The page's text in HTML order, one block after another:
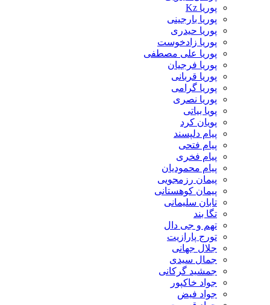
پوریا Kz
پوریا بارجینی
پوریا حیدری
پوریا زادخوست
پوریا علی مصطفی
پوریا فرجیان
پوریا قربانی
پوریا گرامی
پوریا نصری
پویا بیاتی
پویان کرد
پیام دلپسند
پیام فتحی
پیام فخری
پیام محمودیان
پیمان رزمجویی
پیمان کوهستانی
تابان سلیمانی
تگا بند
تهم و جی دال
تورج پارازیت
جلال جهانی
جمال سیدی
جمشید گرکانی
جواد خاکپور
جواد فیض